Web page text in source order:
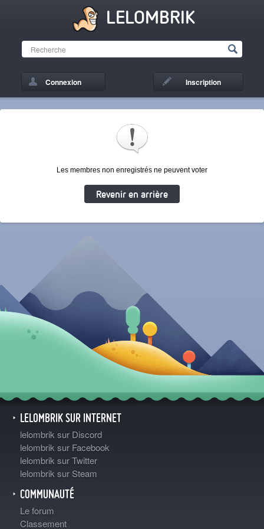
LELOMBRIK
Connexion Inscription
Les membres non enregistrés ne peuvent voter
Revenir en arrière
LELOMBRIK SUR INTERNET
lelombrik sur Discord
lelombrik sur Facebook
lelombrik sur Twitter
lelombrik sur Steam
COMMUNAUTÉ
Le forum
Classement